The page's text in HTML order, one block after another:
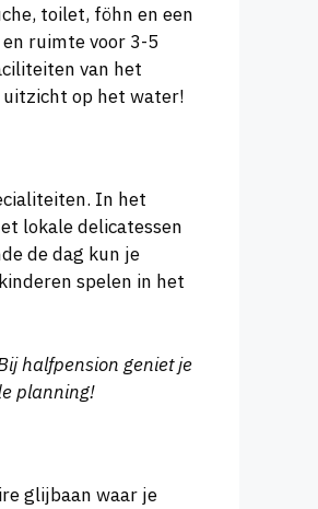
toilet, föhn en een
ruimte voor 3-5
van het
op het water!
In het
lokale delicatessen
de dag kun je
spelen in het
halfpension geniet je
planning!
glijbaan waar je